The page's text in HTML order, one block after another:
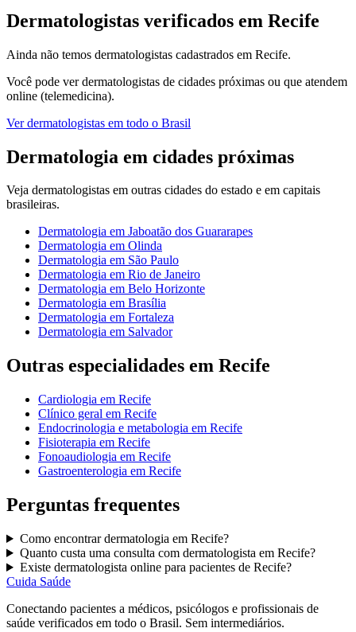
Dermatologistas verificados em Recife
Ainda não temos dermatologistas cadastrados em Recife.
Você pode verdermatologistas de cidades próximas ou que atendem
online (telemedicina).
Verdermatologistas em todo o Brasil
Dermatologia em cidades próximas
Veja dermatologistas em outras cidades do estado e em capitais
brasileiras.
Dermatologia em Jaboatão dos Guararapes
Dermatologia em Olinda
Dermatologia em São Paulo
Dermatologia em Rio de Janeiro
Dermatologia em Belo Horizonte
Dermatologia em Brasília
Dermatologia em Fortaleza
Dermatologia em Salvador
Outras especialidades em Recife
Cardiologia em Recife
Clínico geral em Recife
Endocrinologia e metabologia em Recife
Fisioterapia em Recife
Fonoaudiologia em Recife
Gastroenterologia em Recife
Perguntas frequentes
Como encontrardermatologia em Recife?
Quanto custa uma consulta com dermatologista em Recife?
Existe dermatologista online para pacientes de Recife?
Cuida Saúde
Conectando pacientes a médicos, psicólogos e profissionais de
saúde verificados em todo o Brasil. Sem intermediários.